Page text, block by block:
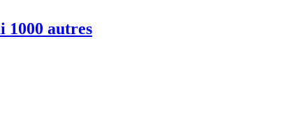
1000 autres